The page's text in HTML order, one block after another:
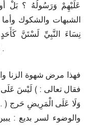
عَلَيْهِمْ وَرَسُولُهُ ؟ بَلْ
الشبهات والشكوك
نِسَاءَ النَّبِيِّ لَسْتَنَّ
بِالْقَوْلِ
فهذا مرض شهوة الزنا
فقال تعالى : ) لَيْسَ عَلَى
وَلَا عَلَى الْمَرِيضِ حَرج (
والوضوء لسر بديع :